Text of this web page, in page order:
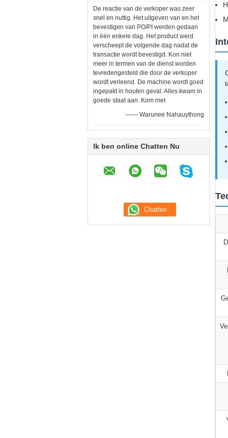
De reactie van de verkoper was zeer
snel en nuttig. Het uitgeven van en het
bevestigen van PO/PI werden gedaan
in één enkele dag. Het product werd
verscheept de volgende dag nadat de
transactie wordt bevestigd. Kon niet
meer in termen van de dienst worden
tevredengesteld die door de verkoper
wordt verleend. De machine wordt goed
ingepakt in houten geval. Alles kwam in
goede staat aan. Kom met
—— Warunee Nahauythong
Ik ben online Chatten Nu